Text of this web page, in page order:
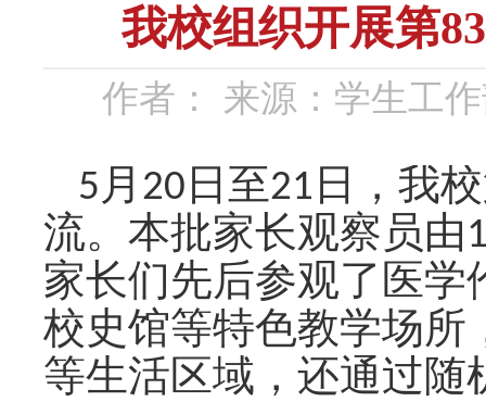
我校组织开展第
作者： 来源：学生工
5月20 日至21 日，我
流。本批家长观察员由
家长们先后参观了医学
校史馆等特色教学场所
等生活区域，还通过随